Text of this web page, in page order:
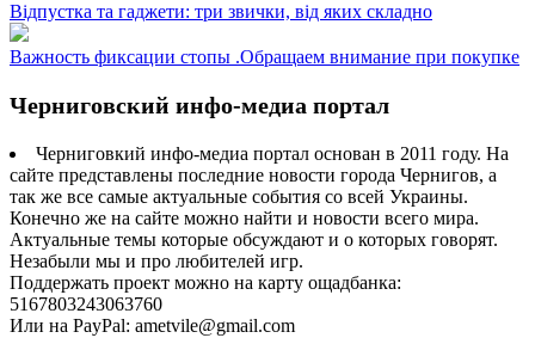
Відпустка та гаджети: три звички, від яких складно
Важность фиксации стопы .Обращаем внимание при покупке
Черниговский инфо-медиа портал
Черниговкий инфо-медиа портал основан в 2011 году. На
сайте представлены последние новости города Чернигов, а
так же все самые актуальные события со всей Украины.
Конечно же на сайте можно найти и новости всего мира.
Актуальные темы которые обсуждают и о которых говорят.
Незабыли мы и про любителей игр.
Поддержать проект можно на карту ощадбанка:
5167803243063760
Или на PayPal: ametvile@gmail.com